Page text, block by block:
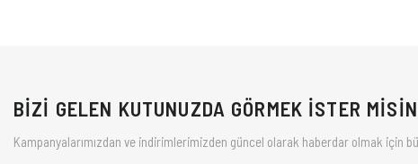
BİZİ GELEN KUTUNUZDA GÖRMEK İSTER
Kampanyalarımızdan ve indirimlerimizden güncel olarak haberdar olmak için